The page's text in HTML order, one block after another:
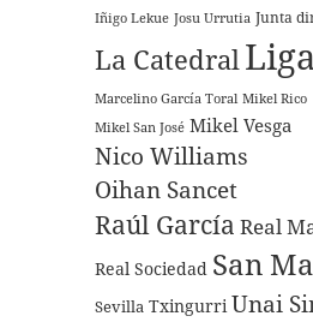
Iñigo Lekue Josu Urrutia Junta
La CatedralLiga
Marcelino García Toral Mikel Rico
Mikel San José Mikel Vesga
Nico Williams
Oihan Sancet
Raúl García Real
Real Sociedad San
Sevilla Txingurri Unai